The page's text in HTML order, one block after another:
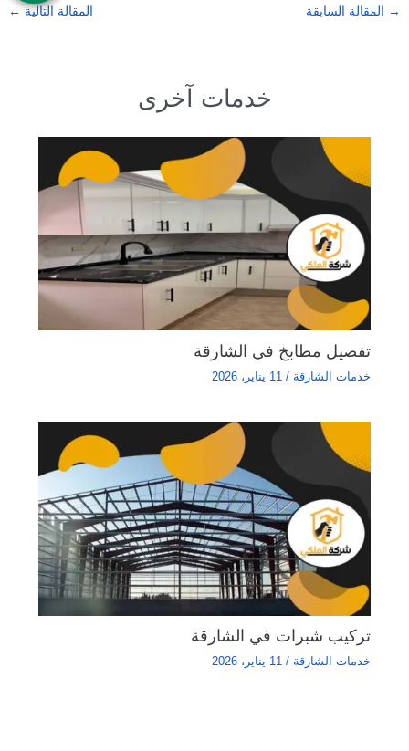
→ المقالة السابقة المقالة التالية ←
خدمات آخرى
تفصيل مطابخ في الشارقة
خدمات الشارقة / 11 يناير، 2026
تركيب شبرات في الشارقة
خدمات الشارقة / 11 يناير، 2026